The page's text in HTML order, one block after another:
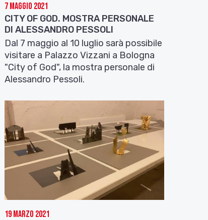
7 Maggio 2021
CITY OF GOD. MOSTRA PERSONALE
DI ALESSANDRO PESSOLI
Dal 7 maggio al 10 luglio sarà possibile
visitare a Palazzo Vizzani a Bologna
"City of God", la mostra personale di
Alessandro Pessoli.
19 Marzo 2021